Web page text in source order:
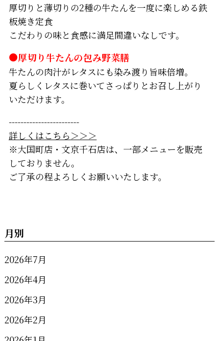
厚切りと薄切りの2種の牛たんを一度に楽しめる鉄
板焼き定食
こだわりの味と食感に満足間違いなしです。
●厚切り牛たんの包み野菜膳
牛たんの肉汁がレタスにも染み渡り旨味倍増。
夏らしくレタスに巻いてさっぱりとお召し上がり
いただけます。
------------------------
詳しくはこちら＞＞＞
※大国町店・文京千石店は、一部メニューを販売
しておりません。
ご了承の程よろしくお願いいたします。
月別
2026年7月
2026年4月
2026年3月
2026年2月